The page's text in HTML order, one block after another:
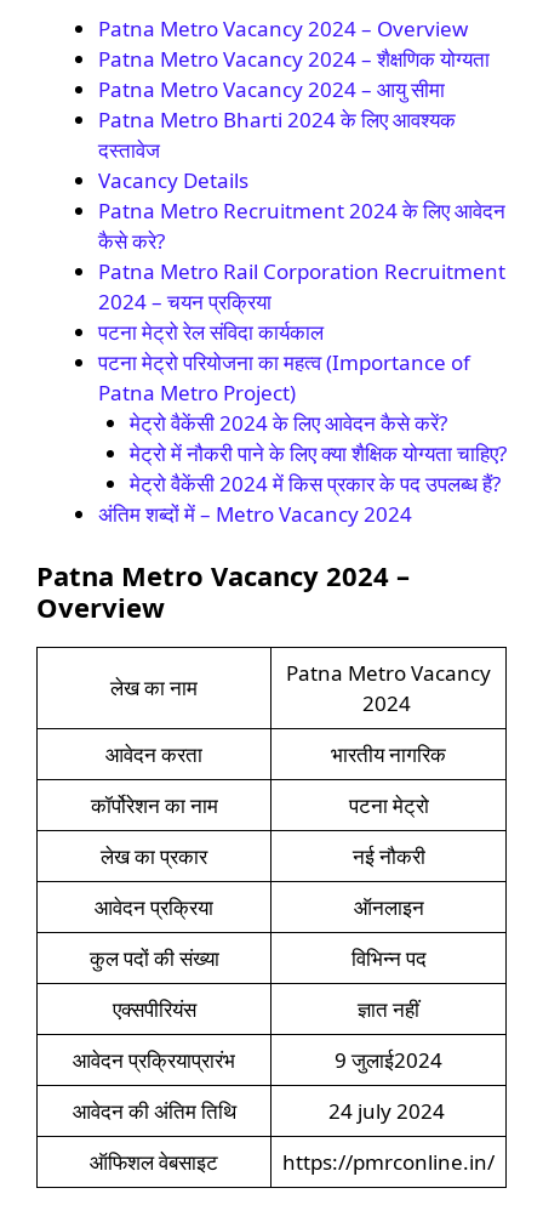
Patna Metro Vacancy 2024 – Overview
Patna Metro Vacancy 2024 – शैक्षणिक योग्यता
Patna Metro Vacancy 2024 – आयु सीमा
Patna Metro Bharti 2024 के लिए आवश्यक
दस्तावेज
Vacancy Details
Patna Metro Recruitment 2024 के लिए आवेदन
कैसे करे?
Patna Metro Rail Corporation Recruitment
2024 – चयन प्रक्रिया
पटना मेट्रो रेल संविदा कार्यकाल
पटना मेट्रो परियोजना का महत्व (Importance of
Patna Metro Project)
मेट्रो वैकेंसी 2024 के लिए आवेदन कैसे करें?
मेट्रो में नौकरी पाने के लिए क्या शैक्षिक योग्यता चाहिए?
मेट्रो वैकेंसी 2024 में किस प्रकार के पद उपलब्ध हैं?
अंतिम शब्दों में – Metro Vacancy 2024
Patna Metro Vacancy 2024 –
Overview
लेख का नाम
Patna Metro Vacancy
2024
आवेदन करता
भारतीय नागरिक
कॉर्पोरेशन का नाम
पटना मेट्रो
लेख का प्रकार
नई नौकरी
आवेदन प्रक्रिया
ऑनलाइन
कुल पदों की संख्या
विभिन्न पद
एक्सपीरियंस
ज्ञात नहीं
आवेदन प्रक्रियाप्रारंभ
9 जुलाई2024
आवेदन की अंतिम तिथि
24 july 2024
ऑफिशल वेबसाइट
https://pmrconline.in/